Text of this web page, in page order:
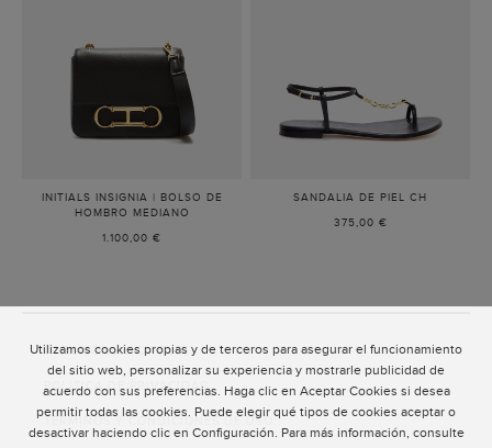
Utilizamos cookies propias y de terceros para asegurar el funcionamiento
del sitio web, personalizar su experiencia y mostrarle publicidad de
acuerdo con sus preferencias. Haga clic en Aceptar Cookies si desea
permitir todas las cookies. Puede elegir qué tipos de cookies aceptar o
desactivar haciendo clic en Configuración. Para más información, consulte
INITIALS INSIGNIA | BOLSO DE
HOMBRO MEDIANO
1.100,00 €
SANDALIA DE PIEL CH
375,00 €
ATENCIÓN AL CLIENTE
POLÍTICA DE PRIVACIDAD
TÉRMINOS Y CONDICIONES DE USO